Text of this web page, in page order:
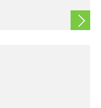
続きを